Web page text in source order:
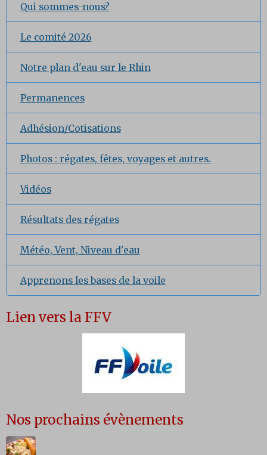
Qui sommes-nous?
Le comité 2026
Notre plan d'eau sur le Rhin
Permanences
Adhésion/Cotisations
Photos : régates, fêtes, voyages et autres.
Vidéos
Résultats des régates
Météo, Vent, Niveau d'eau
Apprenons les bases de la voile
Lien vers la FFV
Nos prochains évènements